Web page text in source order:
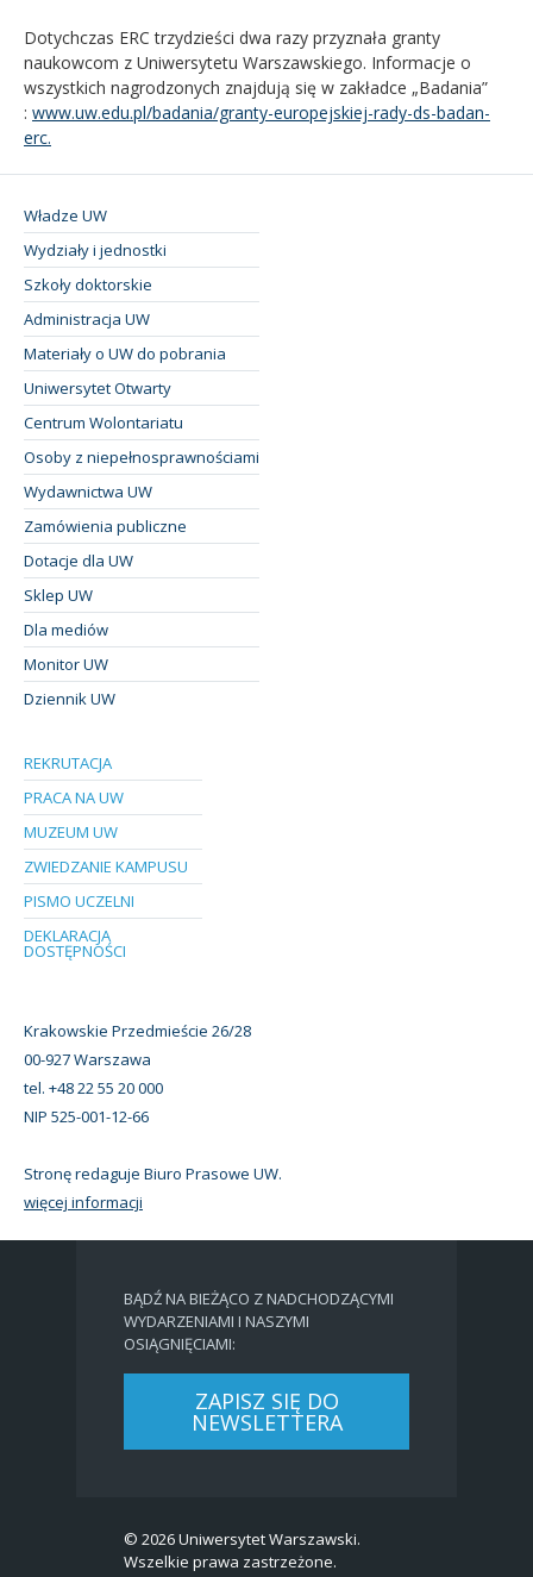
Dotychczas ERC trzydzieści dwa razy przyznała granty
naukowcom z Uniwersytetu Warszawskiego. Informacje o
wszystkich nagrodzonych znajdują się w zakładce „Badania”
: www.uw.edu.pl/badania/granty-europejskiej-rady-ds-badan-
erc.
Władze UW
Wydziały i jednostki
Szkoły doktorskie
Administracja UW
Materiały o UW do pobrania
Uniwersytet Otwarty
Centrum Wolontariatu
Osoby z niepełnosprawnościami
Wydawnictwa UW
Zamówienia publiczne
Dotacje dla UW
Sklep UW
Dla mediów
Monitor UW
Dziennik UW
REKRUTACJA
PRACA NA UW
MUZEUM UW
ZWIEDZANIE KAMPUSU
PISMO UCZELNI
DEKLARACJA
DOSTĘPNOŚCI
Krakowskie Przedmieście 26/28
00-927 Warszawa
tel. +48 22 55 20 000
NIP 525-001-12-66
Stronę redaguje Biuro Prasowe UW.
więcej informacji
BĄDŹ NA BIEŻĄCO Z NADCHODZĄCYMI
WYDARZENIAMI I NASZYMI
OSIĄGNIĘCIAMI:
ZAPISZ SIĘ DO
NEWSLETTERA
© 2026 Uniwersytet Warszawski.
Wszelkie prawa zastrzeżone.